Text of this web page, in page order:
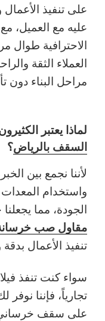
على تنفيذ
عليه مع العميل،
الاحترافية طوال
العملاء الثقة
مراحل البناء دون
لماذا يعتبر
السقف بالرياض؟
لأننا نجمع بين
واستخدام المعدات
الجودة، مما
مقاول صب
تنفيذ الأعمال بدقة
سواء كنت تنفذ
تجارياً، فإننا
على سقف